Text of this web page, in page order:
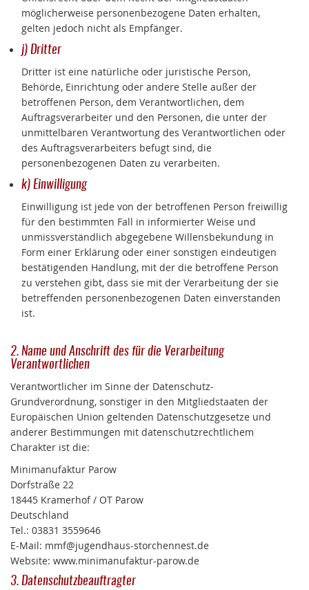
möglicherweise personenbezogene Daten erhalten,
gelten jedoch nicht als Empfänger.
j) Dritter
Dritter ist eine natürliche oder juristische Person,
Behörde, Einrichtung oder andere Stelle außer der
betroffenen Person, dem Verantwortlichen, dem
Auftragsverarbeiter und den Personen, die unter der
unmittelbaren Verantwortung des Verantwortlichen oder
des Auftragsverarbeiters befugt sind, die
personenbezogenen Daten zu verarbeiten.
k) Einwilligung
Einwilligung ist jede von der betroffenen Person freiwillig
für den bestimmten Fall in informierter Weise und
unmissverständlich abgegebene Willensbekundung in
Form einer Erklärung oder einer sonstigen eindeutigen
bestätigenden Handlung, mit der die betroffene Person
zu verstehen gibt, dass sie mit der Verarbeitung der sie
betreffenden personenbezogenen Daten einverstanden
ist.
2. Name und Anschrift des für die Verarbeitung
Verantwortlichen
Verantwortlicher im Sinne der Datenschutz-
Grundverordnung, sonstiger in den Mitgliedstaaten der
Europäischen Union geltenden Datenschutzgesetze und
anderer Bestimmungen mit datenschutzrechtlichem
Charakter ist die:
Minimanufaktur Parow
Dorfstraße 22
18445 Kramerhof / OT Parow
Deutschland
Tel.: 03831 3559646
E-Mail: mmf@jugendhaus-storchennest.de
Website: www.minimanufaktur-parow.de
3. Datenschutzbeauftragter